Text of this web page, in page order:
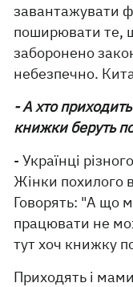
завантажувати
поширювати те,
заборонено
небезпечно.
- А хто приходить
книжки беруть
- Українці
Жінки похилого
Говорять: "А що
працювати не
тут хоч книжку
Приходять і